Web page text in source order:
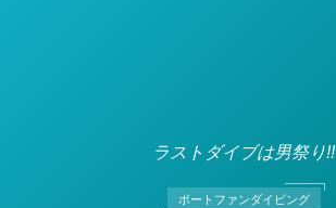
ラストダイブは男祭り!!
ボートファンダイビング